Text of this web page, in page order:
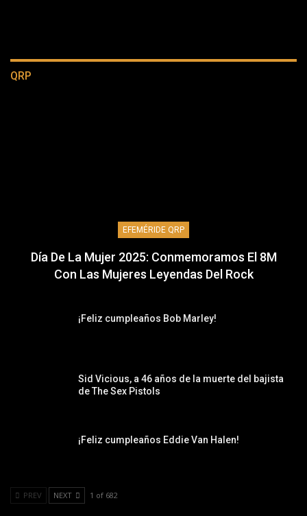
QRP
EFEMÉRIDE QRP
Día De La Mujer 2025: Conmemoramos El 8M
Con Las Mujeres Leyendas Del Rock
¡Feliz cumpleaños Bob Marley!
Sid Vicious, a 46 años de la muerte del bajista
de The Sex Pistols
¡Feliz cumpleaños Eddie Van Halen!
PREV NEXT 1 of 682